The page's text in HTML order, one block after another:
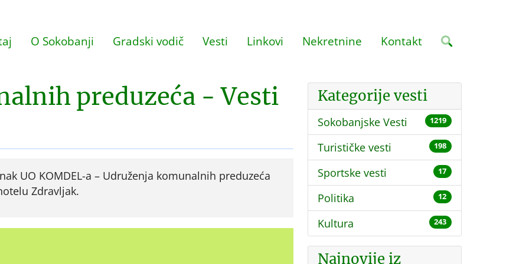
O Sokobanji Gradski vodič Vesti Linkovi Nekretnine Kontakt
preduzeća - Vesti
UO KOMDEL-a – Udruženja komunalnih preduzeća
Zdravljak.
Kategorije vesti
Sokobanjske Vesti 1219
Turističke vesti 198
Sportske vesti 17
Politika 12
Kultura 243
Najnovije iz